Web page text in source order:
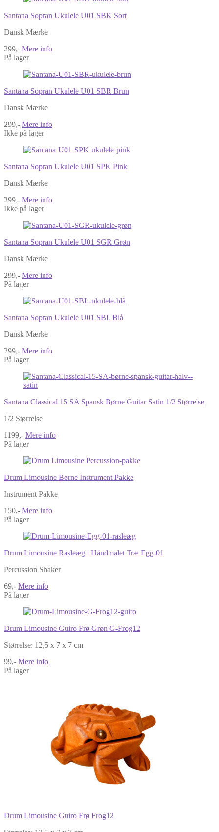
Santana Sopran Ukulele U01 SBK Sort
Dansk Mærke
299,- Mere info
På lager
Santana Sopran Ukulele U01 SBR Brun
Dansk Mærke
299,- Mere info
Ikke på lager
Santana Sopran Ukulele U01 SPK Pink
Dansk Mærke
299,- Mere info
Ikke på lager
Santana Sopran Ukulele U01 SGR Grøn
Dansk Mærke
299,- Mere info
På lager
Santana Sopran Ukulele U01 SBL Blå
Dansk Mærke
299,- Mere info
På lager
Santana Classical 15 SA Spansk Børne Guitar Satin 1/2 Størrelse
1/2 Størrelse
1199,- Mere info
På lager
Drum Limousine Børne Instrument Pakke
Instrument Pakke
150,- Mere info
På lager
Drum Limousine Rasleæg i Håndmalet Træ Egg-01
Percussion Shaker
69,- Mere info
På lager
Drum Limousine Guiro Frø Grøn G-Frog12
Størrelse: 12,5 x 7 x 7 cm
99,- Mere info
På lager
Drum Limousine Guiro Frø Frog12